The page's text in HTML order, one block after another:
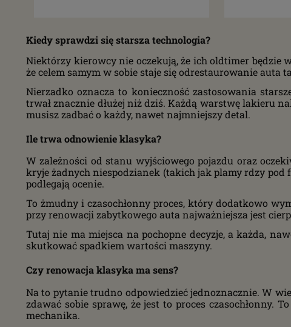
Kiedy sprawdzi się starsza technologia?
Niektórzy kierowcy nie oczekują, że ich oldtimer będzie
że celem samym w sobie staje się odrestaurowanie auta
Nierzadko oznacza to konieczność zastosowania
trwał znacznie dłużej niż dziś. Każdą warstwę lakieru
musisz zadbać o każdy, nawet najmniejszy detal.
Ile trwa odnowienie klasyka?
W zależności od stanu wyjściowego pojazdu oraz
kryje żadnych niespodzianek (takich jak plamy rdzy pod
podlegają ocenie.
To żmudny i czasochłonny proces, który dodatkowo
przy renowacji zabytkowego auta najważniejsza jest
Tutaj nie ma miejsca na pochopne decyzje, a każda,
skutkować spadkiem wartości maszyny.
Czy renowacja klasyka ma sens?
Na to pytanie trudno odpowiedzieć jednoznacznie. W
zdawać sobie sprawę, że jest to proces czasochłonny.
mechanika.